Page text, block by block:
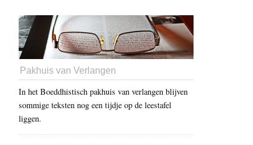
Pakhuis van Verlangen
In het Boeddhistisch pakhuis van verlangen blijven
sommige teksten nog een tijdje op de leestafel
liggen.